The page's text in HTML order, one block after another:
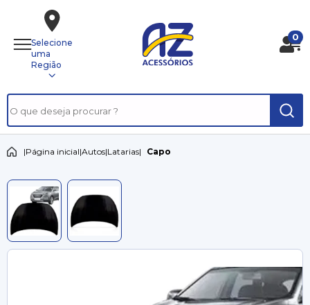
Selecione
uma
Região
0
|Página inicial|Autos|Latarias| Capo